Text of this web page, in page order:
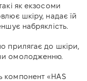
як екзосоми
шкіру, надає їй
набряклість.
прилягає до шкіри,
омолодженню.
компонент «HAS